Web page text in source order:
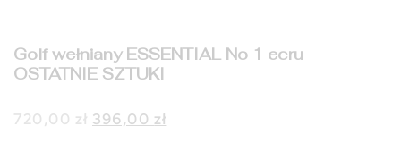
Golf wełniany ESSENTIAL No 1 ecru
OSTATNIE SZTUKI
720,00 zł Pierwotna
396,00 zł